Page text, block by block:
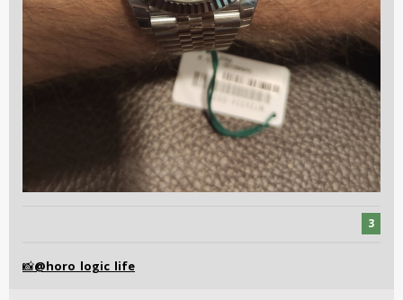
3
📸@horo_logic_life